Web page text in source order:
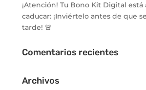
¡Atención! Tu Bono Kit Digital
caducar: ¡Inviértelo antes de que
tarde! 🚨
Comentarios recientes
Archivos